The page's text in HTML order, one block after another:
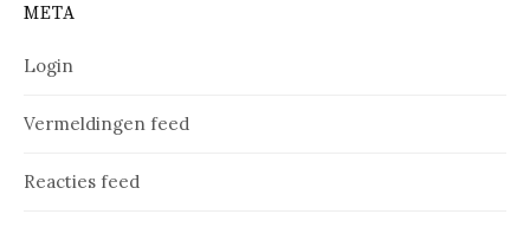
META
Login
Vermeldingen feed
Reacties feed